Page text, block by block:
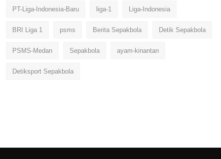
PT-Liga-Indonesia-Baru liga-1 Liga-Indonesia
BRI Liga 1 psms Berita Sepakbola Detik Sepakbola
PSMS-Medan Sepakbola ayam-kinantan
Detiksport Sepakbola